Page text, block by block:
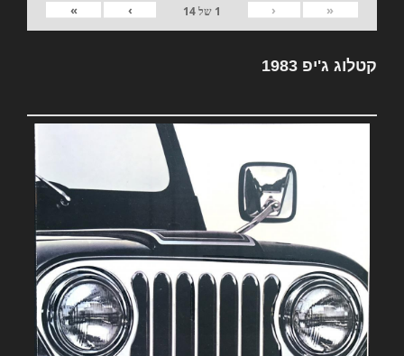
«
‹
1 של14
›
»
קטלוג ג'יפ 1983